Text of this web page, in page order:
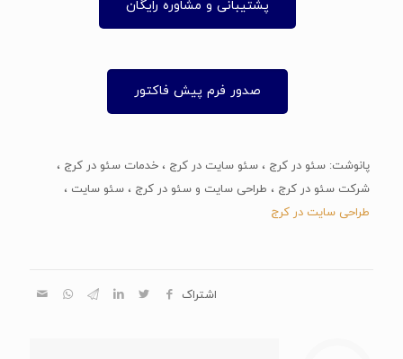
پشتیبانی و مشاوره رایگان
صدور فرم پیش فاکتور
پانوشت: سئو در کرج ، سئو سایت در کرج ، خدمات سئو در کرج ،
شرکت سئو در کرج ، طراحی سایت و سئو در کرج ، سئو سایت ،
طراحی سایت در کرج
اشتراک